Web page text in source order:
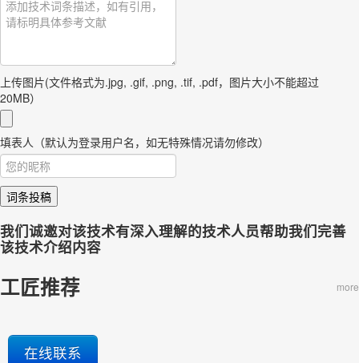
上传图片(文件格式为.jpg, .gif, .png, .tif, .pdf，图片大小不能超过
20MB）
填表人（默认为登录用户名，如无特殊情况请勿修改）
词条投稿
我们诚邀对该技术有深入理解的技术人员帮助我们完善
该技术介绍内容
工匠推荐 more
在线联系